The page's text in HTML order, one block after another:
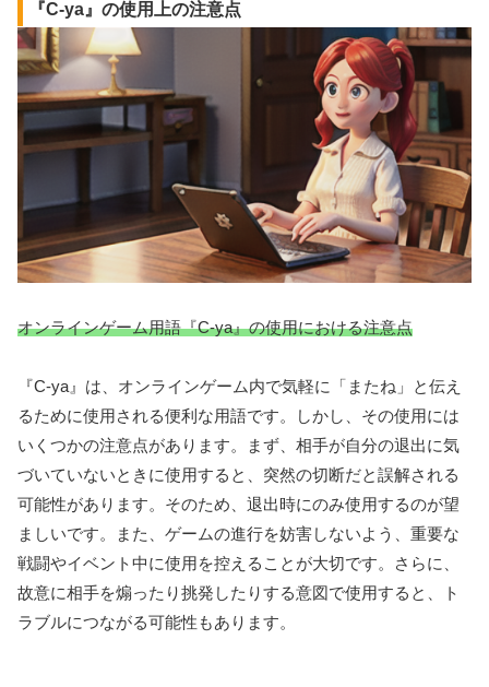
『C-ya』の使用上の注意点
オンラインゲーム用語『C-ya』の使用における注意点
『C-ya』は、オンラインゲーム内で気軽に「またね」と伝え
るために使用される便利な用語です。しかし、その使用には
いくつかの注意点があります。まず、相手が自分の退出に気
づいていないときに使用すると、突然の切断だと誤解される
可能性があります。そのため、退出時にのみ使用するのが望
ましいです。また、ゲームの進行を妨害しないよう、重要な
戦闘やイベント中に使用を控えることが大切です。さらに、
故意に相手を煽ったり挑発したりする意図で使用すると、ト
ラブルにつながる可能性もあります。